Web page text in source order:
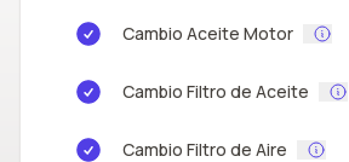
Cambio Aceite Motor
Cambio Filtro de Aceite
Cambio Filtro de Aire